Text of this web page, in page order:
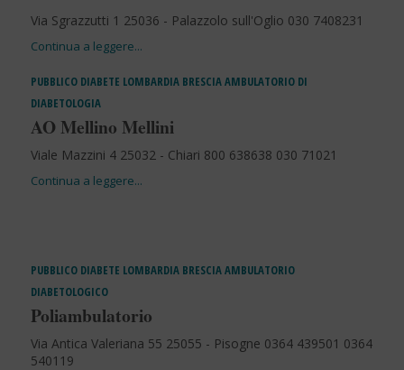
Via Sgrazzutti 1 25036 - Palazzolo sull'Oglio 030 7408231
PUBBLICO DIABETE LOMBARDIA BRESCIAAMBULATORIO DI
DIABETOLOGIA
AO Mellino Mellini
Viale Mazzini 4 25032 - Chiari 800 638638 030 71021
PUBBLICO DIABETE LOMBARDIA BRESCIAAMBULATORIO
DIABETOLOGICO
Poliambulatorio
Via Antica Valeriana 55 25055 - Pisogne 0364 439501 0364
540119